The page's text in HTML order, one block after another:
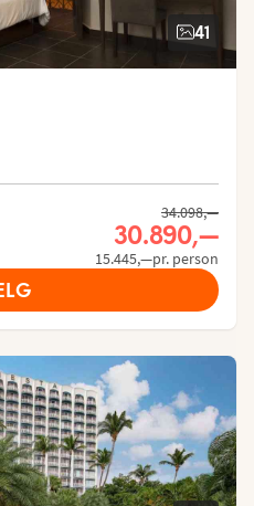
41
4.6 of 5
34.098,—
30.890,—
15.445,—pr. person